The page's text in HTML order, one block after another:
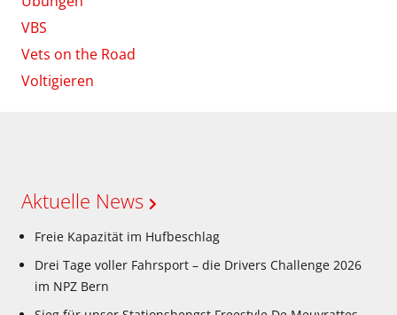
VBS
Vets on the Road
Voltigieren
Aktuelle News
Freie Kapazität im Hufbeschlag
Drei Tage voller Fahrsport – die Drivers Challenge 2026
im NPZ Bern